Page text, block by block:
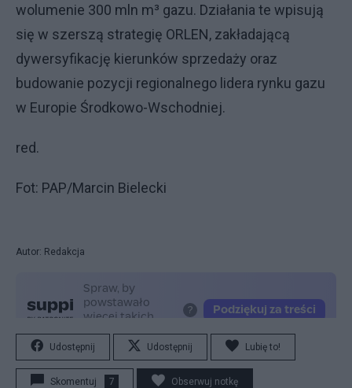
wolumenie 300 mln m³ gazu. Działania te wpisują
się w szerszą strategię ORLEN, zakładającą
dywersyfikację kierunków sprzedaży oraz
budowanie pozycji regionalnego lidera rynku gazu
w Europie Środkowo-Wschodniej.
red.
Fot: PAP/Marcin Bielecki
Autor: Redakcja
Udostępnij Udostępnij Lubię to!
Skomentuj 7 Obserwuj notkę